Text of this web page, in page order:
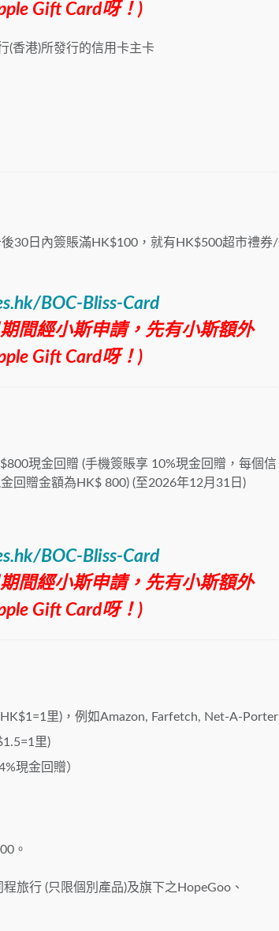
Gift Card呀！)
(香港)所發行的信用卡主卡
30日內簽賬滿HK$100，就有HK$500超市禮券/
BOC-Bliss-Card
間經小斯申請，先有小斯額外
Gift Card呀！)
現金回贈 (手機簽賬享 10%現金回贈，每個信
回贈金額為HK$ 800) (至2026年12月31日)
BOC-Bliss-Card
間經小斯申請，先有小斯額外
Gift Card呀！)
里)，例如Amazon, Farfetch, Net-A-Porter
里)
現金回贈）
。
旅行 (只限個別產品)及旗下之HopeGoo、